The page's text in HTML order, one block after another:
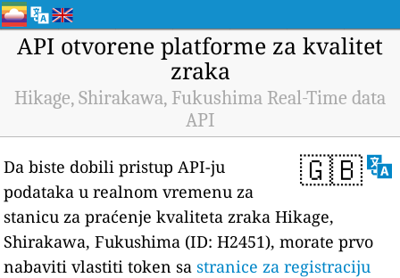
API otvorene platforme za kvalitet
zraka
Hikage, Shirakawa, Fukushima Real-Time data
API
🇬🇧
Da biste dobili pristup API-ju
podataka u realnom vremenu za
stanicu za praćenje kvaliteta zraka Hikage,
Shirakawa, Fukushima (ID: H2451), morate prvo
nabaviti vlastiti token sastranice za registraciju